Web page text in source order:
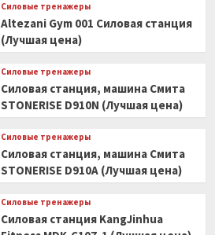
Силовые тренажеры
Altezani Gym 001 Силовая станция
(Лучшая цена)
Силовые тренажеры
Силовая станция, машина Смита
STONERISE D910N (Лучшая цена)
Силовые тренажеры
Силовая станция, машина Смита
STONERISE D910A (Лучшая цена)
Силовые тренажеры
Силовая станция KangJinhua